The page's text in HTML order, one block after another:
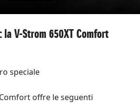
la V-Strom 650XT Comfort
speciale
offre le seguenti